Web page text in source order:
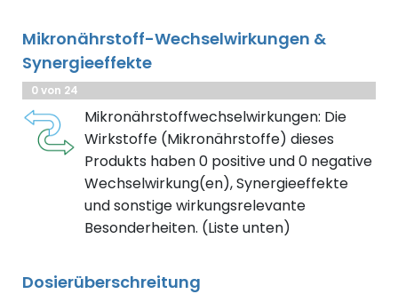
Mikronährstoff-Wechselwirkungen &
Synergieeffekte
0 von 24
Mikronährstoffwechselwirkungen: Die
Wirkstoffe (Mikronährstoffe) dieses
Produkts haben 0 positive und 0 negative
Wechselwirkung(en), Synergieeffekte
und sonstige wirkungsrelevante
Besonderheiten. (Liste unten)
Dosierüberschreitung